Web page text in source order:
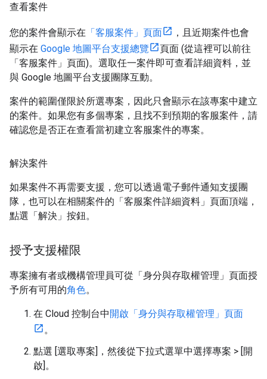
查看案件
您的案件會顯示在 「客服案件」頁面
，且近期案件也會
顯示在 Google 地圖平台支援總覽
頁面 (從這裡可以前往
「客服案件」頁面)。選取任一案件即可查看詳細資料，並
與 Google 地圖平台支援團隊互動。
案件的範圍僅限於所選專案，因此只會顯示在該專案中建立
的案件。如果您有多個專案，且找不到預期的客服案件，請
確認您是否正在查看當初建立客服案件的專案。
解決案件
如果案件不再需要支援，您可以透過電子郵件通知支援團
隊，也可以在相關案件的「客服案件詳細資料」頁面頂端，
點選「解決」按鈕。
授予支援權限
專案擁有者或機構管理員可從「身分與存取權管理」頁面授
予所有可用的角色。
在 Cloud 控制台中開啟「身分與存取權管理」頁面
。
點選 [選取專案] ，然後從下拉式選單中選擇專案 > [開
啟] 。